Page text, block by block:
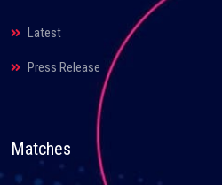
Latest
Press Release
Matches